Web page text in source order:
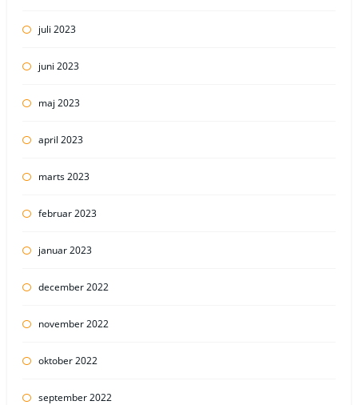
juli 2023
juni 2023
maj 2023
april 2023
marts 2023
februar 2023
januar 2023
december 2022
november 2022
oktober 2022
september 2022